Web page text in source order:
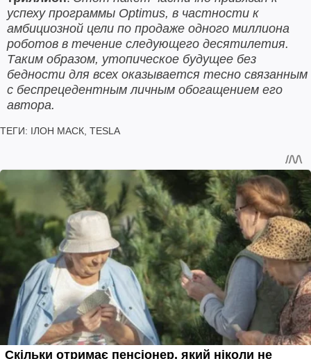
успеху программы Optimus, в частности к
амбициозной цели по продаже одного миллиона
роботов в течение следующего десятилетия.
Таким образом, утопическое будущее без
бедности для всех оказывается тесно связанным
с беспрецедентным личным обогащением его
автора.
ТЕГИ: ІЛОН МАСК TESLA